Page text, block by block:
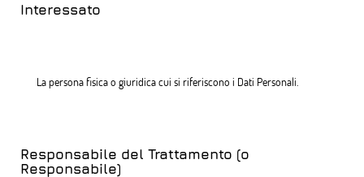
Interessato
La persona fisica o giuridica cui si riferiscono i Dati Personali.
Responsabile del Trattamento (o
Responsabile)